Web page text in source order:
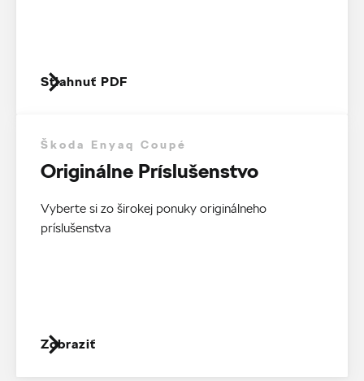
Stiahnuť PDF
Škoda Enyaq Coupé
Originálne Príslušenstvo
Vyberte si zo širokej ponuky originálneho
príslušenstva
Zobraziť